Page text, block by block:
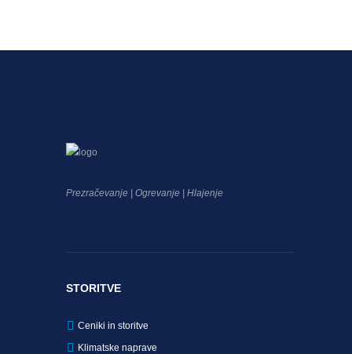
Prezračevanje | Ogrevanje | Hlajenje
STORITVE
Ceniki in storitve
Klimatske naprave